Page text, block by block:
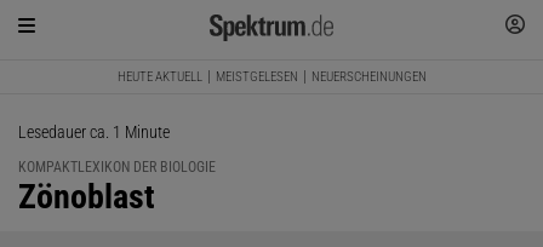
HEUTE AKTUELL MEISTGELESEN NEUERSCHEINUNGEN
Lesedauer ca. 1 Minute
KOMPAKTLEXIKON DER BIOLOGIE
:
Zönoblast